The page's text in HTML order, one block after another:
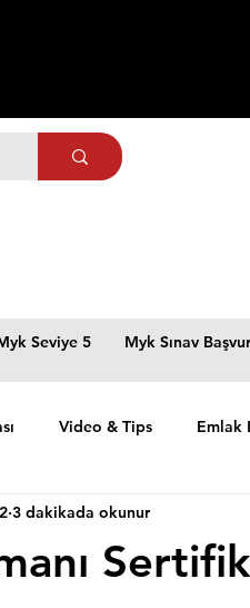
Seviye 5 Myk Sınav
Video & Tips Emlak
3 dakikada okunur